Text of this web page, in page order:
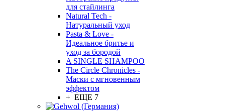
для стайлинга
Natural Tech -
Натуральный уход
Pasta & Love -
Идеальное бритье и
уход за бородой
A SINGLE SHAMPOO
The Circle Chronicles -
Маски с мгновенным
эффектом
+ ЕЩЕ 7